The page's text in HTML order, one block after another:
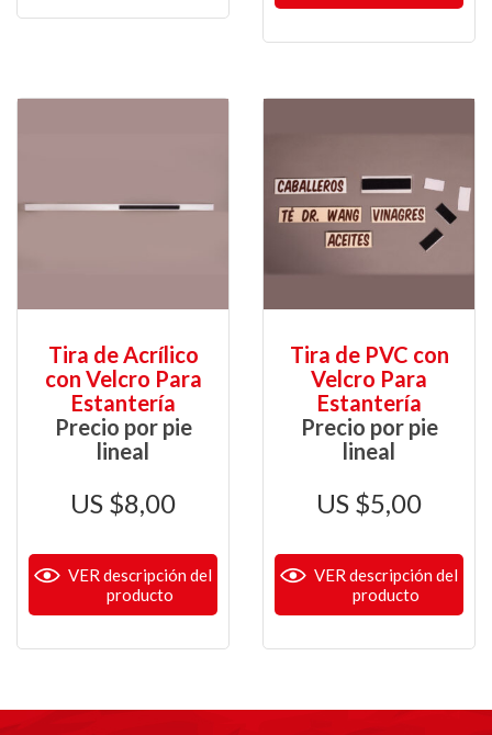
Tira de Acrílico
con Velcro Para
Estantería
Precio por pie
lineal
$8,00
VER descripción del
producto
Tira de PVC con
Velcro Para
Estantería
Precio por pie
lineal
$5,00
VER descripción del
producto